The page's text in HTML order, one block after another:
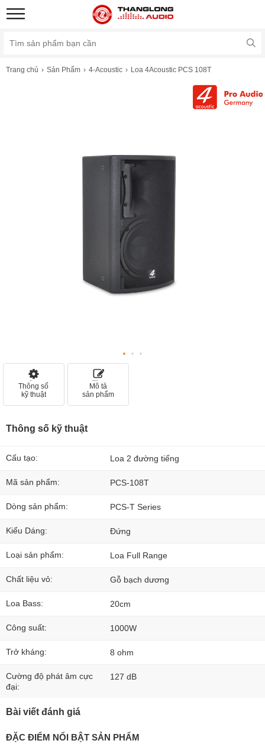
Trang chủ Sản Phẩm 4-Acoustic Loa 4Acoustic PCS 108T
Thông số
kỹ thuật
Mô tả
sản phẩm
Thông số kỹ thuật
Cấu tạo: Loa 2 đường tiếng
Mã sản phẩm: PCS-108T
Dòng sản phẩm: PCS-T Series
Kiểu Dáng: Đứng
Loại sản phẩm: Loa Full Range
Chất liệu vỏ: Gỗ bạch dương
Loa Bass: 20cm
Công suất: 1000W
Trở kháng: 8 ohm
Cường độ phát âm cực
đại:
127 dB
Bài viết đánh giá
ĐẶC ĐIỂM NỔI BẬT SẢN PHẨM